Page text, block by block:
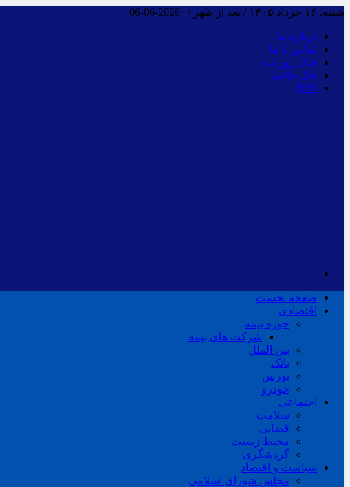
شنبه, ۱۶ خرداد ۱۴۰۵ / بعد از ظهر / |
2026-06-06
درباره ما
تماس با ما
فـال روزانـه
فال حافظ
RSS
صفحه نخست
اقتصادی
حوزه بیمه
شرکت های بیمه
بین الملل
بانک
بورس
خودرو
اجتماعی
سلامت
قضایی
محیط زیست
گردشگری
سیاست و اقتصاد
مجلس شورای اسلامی